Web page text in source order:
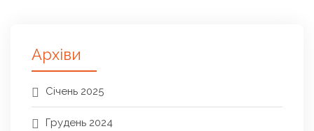
Архіви
Січень 2025
Грудень 2024